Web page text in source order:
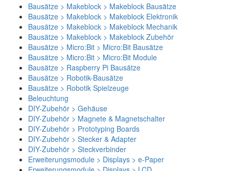
Bausätze > Makeblock > Makeblock Bausätze
Bausätze > Makeblock > Makeblock Elektronik
Bausätze > Makeblock > Makeblock Mechanik
Bausätze > Makeblock > Makeblock Zubehör
Bausätze > Micro:Bit > Micro:Bit Bausätze
Bausätze > Micro:Bit > Micro:Bit Module
Bausätze > Raspberry Pi Bausätze
Bausätze > Robotik-Bausätze
Bausätze > Robotik Spielzeuge
Beleuchtung
DIY-Zubehör > Gehäuse
DIY-Zubehör > Magnete & Magnetschalter
DIY-Zubehör > Prototyping Boards
DIY-Zubehör > Stecker & Adapter
DIY-Zubehör > Steckverbinder
Erweiterungsmodule > Displays > e-Paper